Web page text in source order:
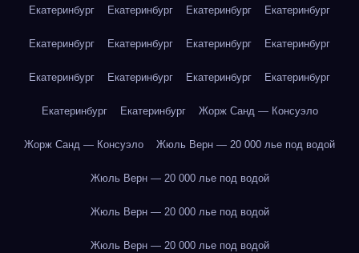
Екатеринбург Екатеринбург Екатеринбург Екатеринбург
Екатеринбург Екатеринбург Екатеринбург Екатеринбург
Екатеринбург Екатеринбург Екатеринбург Екатеринбург
Екатеринбург Екатеринбург Жорж Санд — Консуэло
Жорж Санд — Консуэло Жюль Верн — 20 000 лье под водой
Жюль Верн — 20 000 лье под водой
Жюль Верн — 20 000 лье под водой
Жюль Верн — 20 000 лье под водой